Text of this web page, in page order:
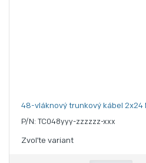
48-vláknový trunkový kábel 2x24
P/N: TC048yyy-zzzzzz-xxx
Zvoľte variant